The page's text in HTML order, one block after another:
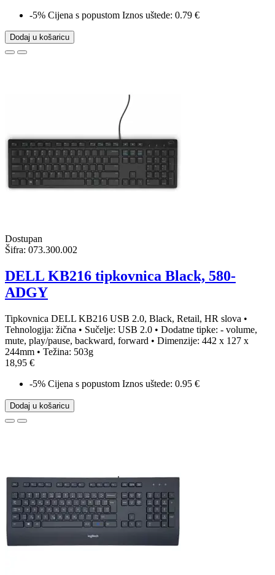
-5% Cijena s popustom Iznos uštede: 0.79 €
Dodaj u košaricu
Dostupan
Šifra: 073.300.002
DELL KB216 tipkovnica Black, 580-
ADGY
Tipkovnica DELL KB216 USB 2.0, Black, Retail, HR slova •
Tehnologija: žična • Sučelje: USB 2.0 • Dodatne tipke: - volume,
mute, play/pause, backward, forward • Dimenzije: 442 x 127 x
244mm • Težina: 503g
18,95 €
-5% Cijena s popustom Iznos uštede: 0.95 €
Dodaj u košaricu